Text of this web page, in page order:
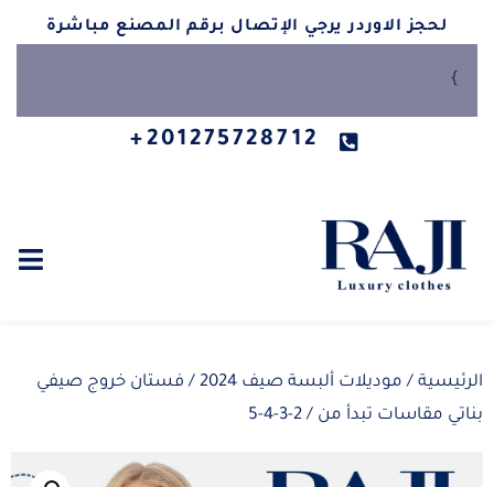
لحجز الاوردر يرجي الإتصال برقم المصنع مباشرة
}
201275728712+
الرئيسية / موديلات ألبسة صيف 2024
/ فستان خروج صيفي
بناتي مقاسات تبدأ من / 2-3-4-5